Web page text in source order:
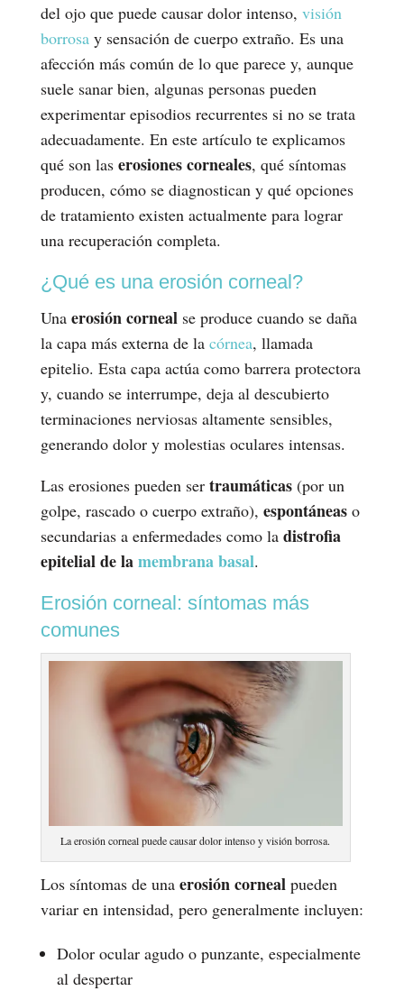
del ojo que puede causar dolor intenso, visión
borrosay sensación de cuerpo extraño. Es una
afección más común de lo que parece y, aunque
suele sanar bien, algunas personas pueden
experimentar episodios recurrentes si no se trata
adecuadamente. En este artículo te explicamos
qué son laserosiones corneales, qué síntomas
producen, cómo se diagnostican y qué opciones
de tratamiento existen actualmente para lograr
una recuperación completa.
¿Qué es una erosión corneal?
Una erosión cornealse produce cuando se daña
la capa más externa de la córnea, llamada
epitelio. Esta capa actúa como barrera protectora
y, cuando se interrumpe, deja al descubierto
terminaciones nerviosas altamente sensibles,
generando dolor y molestias oculares intensas.
Las erosiones pueden ser traumáticas(por un
golpe, rascado o cuerpo extraño), espontáneaso
secundarias a enfermedades como la distrofia
epitelial de lamembrana basal.
Erosión corneal: síntomas más
comunes
La erosión corneal puede causar dolor intenso y visión borrosa.
Los síntomas de una erosión cornealpueden
variar en intensidad, pero generalmente incluyen:
Dolor ocular agudo o punzante, especialmente
al despertar